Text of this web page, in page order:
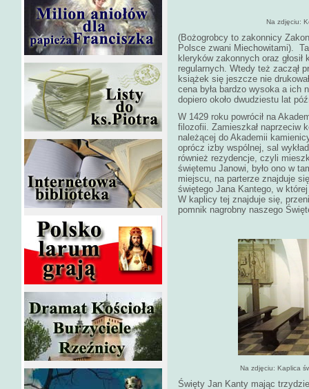
Na zdjęciu:
(Bożogrobcy to zakonnicy
Polsce zwani Miechowitami).
kleryków zakonnych oraz
regularnych. Wtedy też zaczął
książek się jeszcze nie
cena była bardzo wysoka a ich
dopiero około dwudziestu lat
W 1429 roku powrócił na
filozofii. Zamieszkał naprzeciw
należącej do Akademii
oprócz izby wspólnej, sal
również rezydencje, czyli
świętemu Janowi, było ono w
miejscu, na parterze znajduje
świętego Jana Kantego, w
W kaplicy tej znajduje się,
pomnik nagrobny naszego
Na zdjęciu: Kaplica
Święty Jan Kanty mając